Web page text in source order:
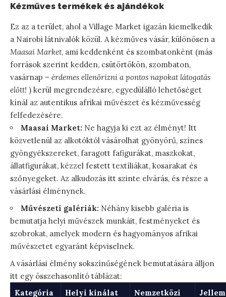
Kézműves termékek és ajándékok
Ez az a terület, ahol a Village Market igazán kiemelkedik
a Nairobi látnivalók közül. A kézműves vásár, különösen a
Maasai Market, ami keddenként és szombatonként (más
források szerint kedden, csütörtökön, szombaton,
vasárnap – érdemes ellenőrizni a pontos napokat látogatás
előtt! ) kerül megrendezésre, egyedülálló lehetőséget
kínál az autentikus afrikai művészet és kézművesség
felfedezésére.
Maasai Market: Ne hagyja ki ezt az élményt! Itt
közvetlenül az alkotóktól vásárolhat gyönyörű, színes
gyöngyékszereket, faragott fafigurákat, maszkokat,
állatfigurákat, kézzel festett textíliákat, kosarakat és
szőnyegeket. Az alkudozás itt szinte elvárás, és része a
vásárlási élménynek.
Művészeti galériák: Néhány kisebb galéria is
bemutatja helyi művészek munkáit, festményeket és
szobrokat, amelyek modern és hagyományos afrikai
művészetet egyaránt képviselnek.
A vásárlási élmény sokszínűségének bemutatására álljon
itt egy összehasonlító táblázat:
Kategória
Helyi kínálat Nemzetközi